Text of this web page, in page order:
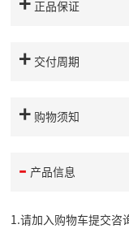
正品保证
交付周期
购物须知
产品信息
1.请加入购物车提交咨